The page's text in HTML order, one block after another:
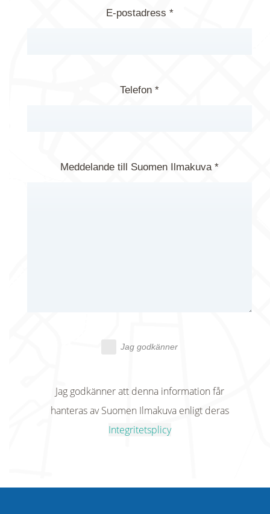
E-postadress *
Telefon *
Meddelande till Suomen Ilmakuva *
Jag godkänner
Jag godkänner att denna information får
hanteras av Suomen Ilmakuva enligt deras
Integritetsplicy